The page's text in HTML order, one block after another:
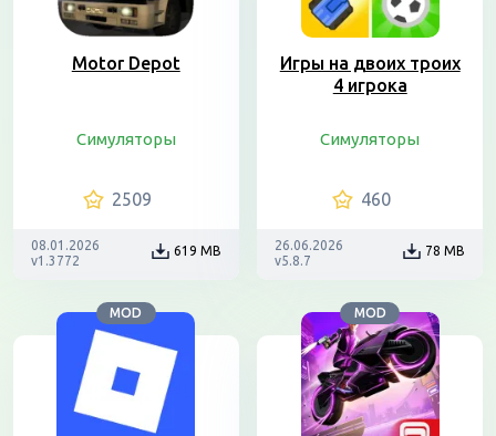
Motor Depot
Симуляторы
2509
08.01.2026
v1.3772
619 MB
Игры на двоих троих
4 игрока
Симуляторы
460
26.06.2026
v5.8.7
78 MB
MOD MOD